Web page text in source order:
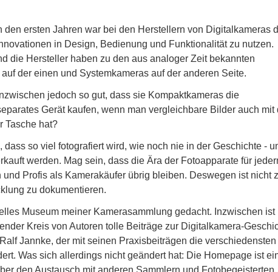
ersten Jahren war bei den Herstellern von Digitalkameras
in Design, Bedienung und Funktionalität zu nutzen.
die Hersteller haben zu den aus analoger Zeit bekannten
der einen und Systemkameras auf der anderen Seite.
jedoch so gut, dass sie Kompaktkameras die
Gerät kaufen, wenn man vergleichbare Bilder auch mit
Tasche hat?
so viel fotografiert wird, wie noch nie in der Geschichte -
werden. Mag sein, dass die Ära der Fotoapparate für
Profis als Kamerakäufer übrig bleiben. Deswegen ist nicht
zu dokumentieren.
Museum meiner Kamerasammlung gedacht. Inzwischen ist
Kreis von Autoren tolle Beiträge zur Digitalkamera-
Jannke, der mit seinen Praxisbeiträgen die verschiedensten
Was sich allerdings nicht geändert hat: Die Homepage ist
den Austausch mit anderen Sammlern und